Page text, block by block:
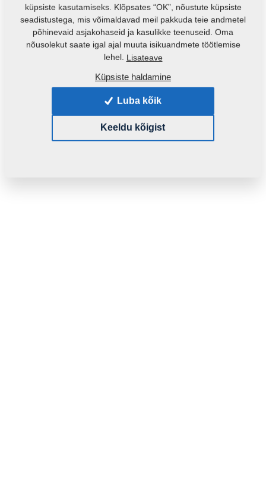
UUDSUS
VZ00014314C
VZ00014314 4020876
UUDSUS
RADLICE K/270-
3011975C
3011975F 3011975
(Algne varuosa)
küpsiste kasutamiseks. Klõpsates “OK”, nõustute küpsiste
seadistustega, mis võimaldavad meil pakkuda teie andmetel
põhinevaid asjakohaseid ja kasulikke teenuseid. Oma
nõusolekut saate igal ajal muuta isikuandmete töötlemise
lehel. Lisateave
Küpsiste haldamine
Luba kõik
Keeldu kõigist